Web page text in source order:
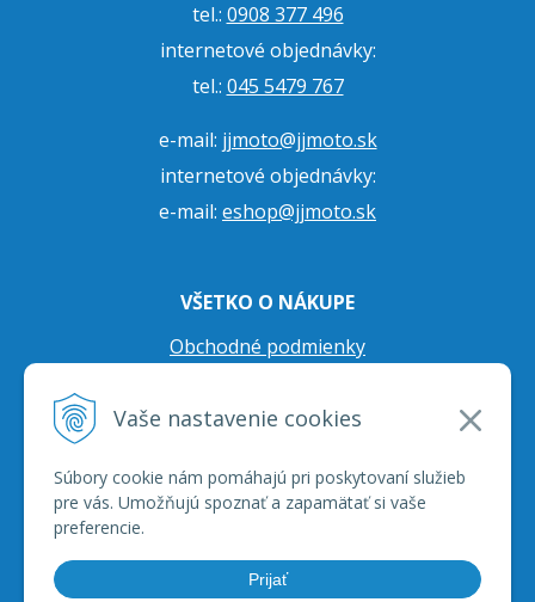
Vaše nastavenie cookies
Súbory cookie nám pomáhajú pri poskytovaní služieb
pre vás. Umožňujú spoznať a zapamätať si vaše
preferencie.
Prijať
tel.: 0908 377 496
internetové objednávky:
tel.: 045 5479 767
e-mail: jjmoto@jjmoto.sk
internetové objednávky:
e-mail: eshop@jjmoto.sk
VŠETKO O NÁKUPE
Obchodné podmienky
Prepravné podmienky